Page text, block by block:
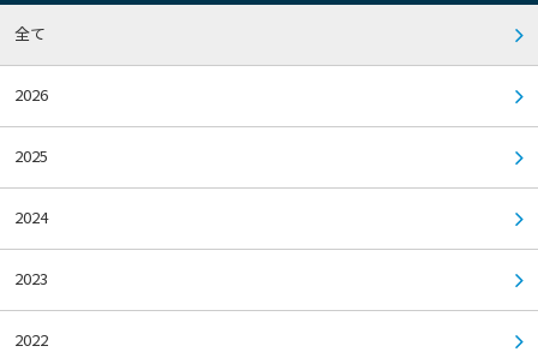
全て
2026
2025
2024
2023
2022